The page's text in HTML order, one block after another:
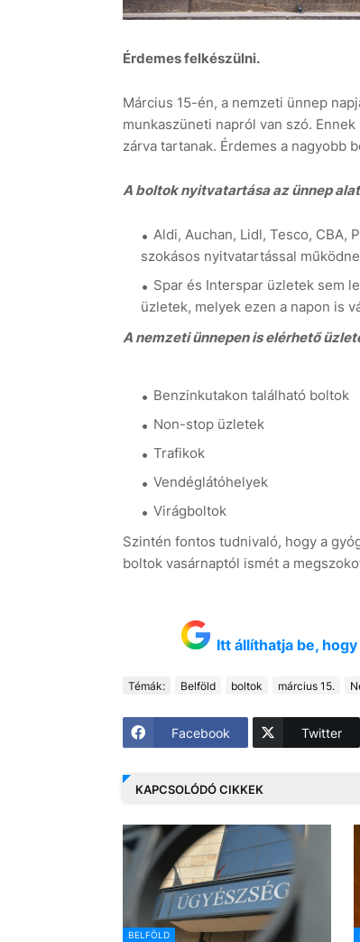
Érdemes felkészülni.
Március 15-én, a nemzeti ünnep
munkaszüneti napról van szó.
zárva tartanak. Érdemes a nagyobb
A boltok nyitvatartása az ünnep
Aldi, Auchan, Lidl, Tesco, CBA,
szokásos nyitvatartással
Spar és Interspar üzletek sem
üzletek, melyek ezen a napon is
A nemzeti ünnepen is elérhető
Benzinkutakon található boltok
Non-stop üzletek
Trafikok
Vendéglátóhelyek
Virágboltok
Szintén fontos tudnivaló, hogy a
boltok vasárnaptól ismét a
Itt állíthatja be,
Témák: Belföld boltok március 15.
Facebook Twitter
KAPCSOLÓDÓ CIKKEK
BELFÖLD